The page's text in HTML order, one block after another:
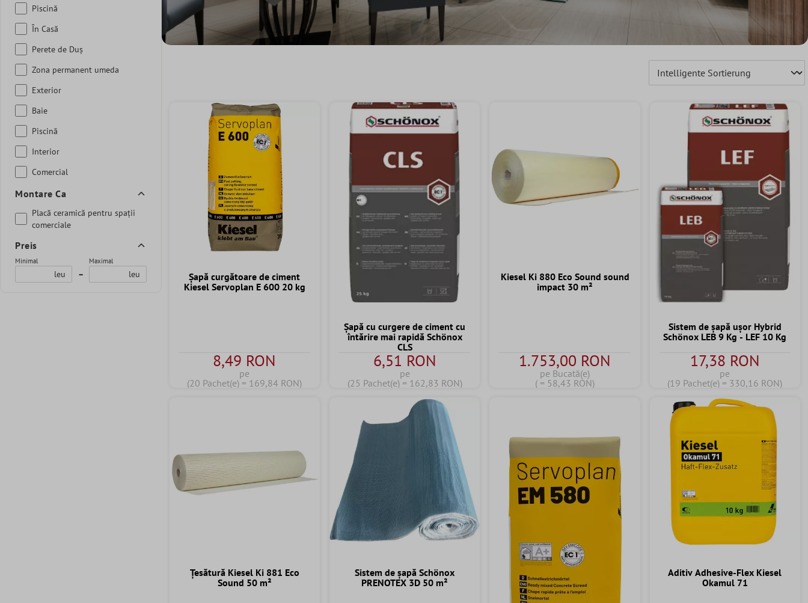
Piscină
În Casă
Perete de Duș
Zona permanent umeda
Exterior
Baie
Piscină
Interior
Comercial
Montare Ca
Placă ceramică pentru spații
comerciale
Preis
Minimal
leu –
Maximal
leu
Șapă curgătoare de ciment
Kiesel Servoplan E 600 20 kg
8,49 RON
pe
(20 Pachet(e) = 169,84 RON)
Șapă cu curgere de ciment cu
întărire mai rapidă Schönox
CLS
6,51 RON
pe
(25 Pachet(e) = 162,83 RON)
Kiesel Ki 880 Eco Sound sound
impact 30 m²
1.753,00 RON
pe Bucată(e)
( = 58,43 RON)
Sistem de șapă ușor Hybrid
Schönox LEB 9 Kg - LEF 10 Kg
17,38 RON
pe
(19 Pachet(e) = 330,16 RON)
Țesătură Kiesel Ki 881 Eco
Sound 50 m²
Sistem de șapă Schönox
PRENOTEX 3D 50 m²
Aditiv Adhesive-Flex Kiesel
Okamul 71